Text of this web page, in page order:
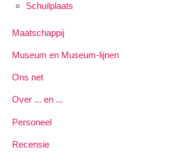
Schuilplaats
Maatschappij
Museum en Museum-lijnen
Ons net
Over ... en ...
Personeel
Recensie